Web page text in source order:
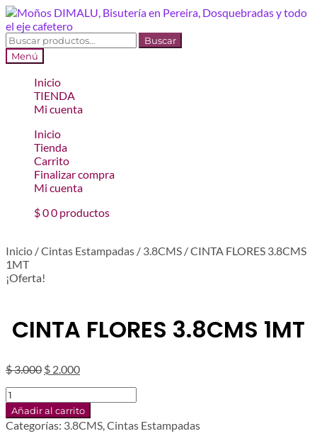
Ir
a
la
navegación
Ir
al
contenido
Buscar
por:
Buscar
Menú
Inicio
TIENDA
Mi cuenta
Inicio
Tienda
Carrito
Finalizar compra
Mi cuenta
$00 productos
Inicio /Cintas Estampadas / 3.8CMS /CINTA FLORES 3.8CMS
1MT
¡Oferta!
CINTA FLORES 3.8CMS 1MT
$3.000 El
era:
$ 3.000.
$ 2.000El
es:
$ 2.000.
CINTA
FLORES
3.8CMS
1MT
Añadir al carrito
Categorías: 3.8CMS,Cintas Estampadas